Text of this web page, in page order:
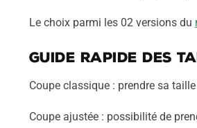
Le choix parmi les 02 versions du
Guide rapide des
Coupe classique : prendre sa
Coupe ajustée : possibilité de